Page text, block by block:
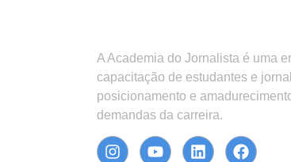
A Academia do Jornalista é uma
capacitação de estudantes e
posicionamento e
demandas da carreira.